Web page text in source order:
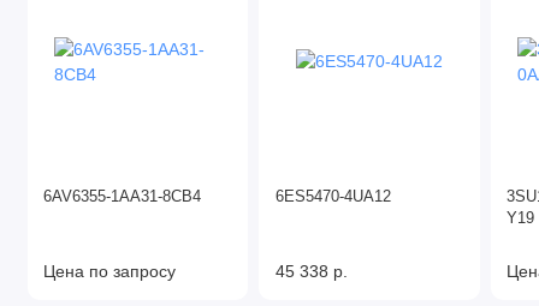
6AV6355-1AA31-8CB4
Цена по запросу
6ES5470-4UA12
45 338 р.
Y19